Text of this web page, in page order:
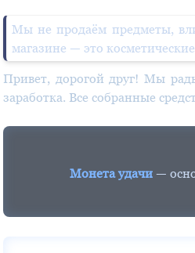
Мы не продаём предметы,
магазине — это
Привет, дорогой друг! Мы
заработка. Все собранные
Монета удачи —